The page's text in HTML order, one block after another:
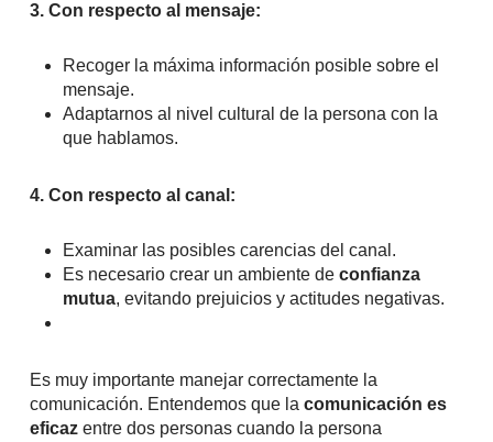
3. Con respecto al mensaje:
Recoger la máxima información posible sobre el
mensaje.
Adaptarnos al nivel cultural de la persona con la
que hablamos.
4. Con respecto al canal:
Examinar las posibles carencias del canal.
Es necesario crear un ambiente deconfianza
mutua, evitando prejuicios y actitudes negativas.
Es muy importante manejar correctamente la
comunicación. Entendemos que la comunicación es
eficazentre dos personas cuando la persona